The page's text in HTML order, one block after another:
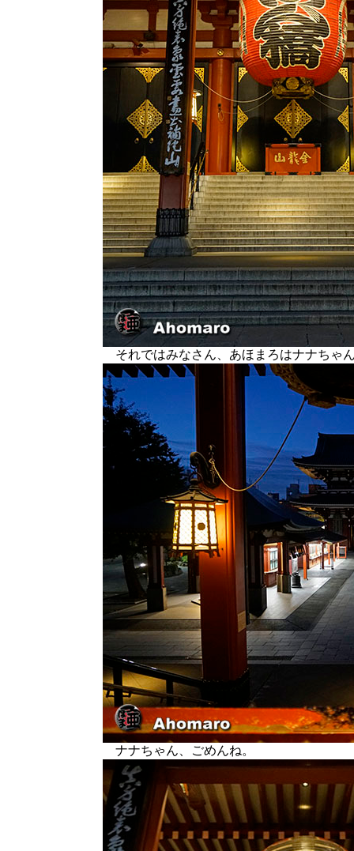
それではみなさん、あほまろはナナちゃ
ナナちゃん、ごめんね。